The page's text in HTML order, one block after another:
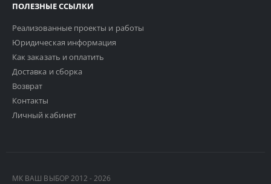
ПОЛЕЗНЫЕ ССЫЛКИ
Реализованные проекты и работы
Юридическая информация
Как заказать и оплатить
Доставка и сборка
Возврат
Контакты
Личный кабинет
МК ВАШ ВЫБОР 2012 - 2026